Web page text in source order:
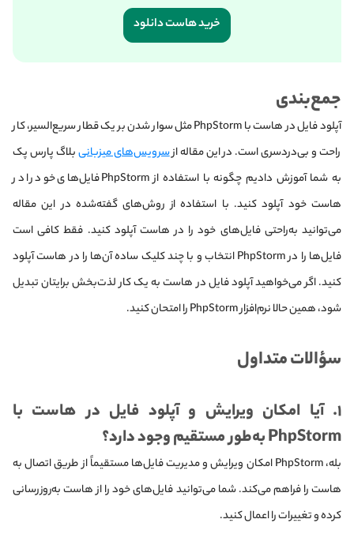
خرید هاست دانلود
جمع‌بندی
آپلود فایل در هاست با PhpStorm مثل سوار شدن بر یک قطار سریع‌السیر، کار
راحت و بی‌دردسری است. در این مقاله ازسرویس‌های میزبانیبلاگ پارس پک
به شما آموزش دادیم چگونه با استفاده از PhpStorm فایل‌های خود را در
هاست خود آپلود کنید. با استفاده از روش‌های گفته‌شده در این مقاله
می‌توانید به‌راحتی فایل‌های خود را در هاست آپلود کنید. فقط کافی است
فایل‌ها را در PhpStorm انتخاب و با چند کلیک ساده آن‌ها را در هاست آپلود
کنید. اگر می‌خواهید آپلود فایل در هاست به یک کار لذت‌بخش برایتان تبدیل
شود، همین حالا نرم‌افزار PhpStorm را امتحان کنید.
سؤالات متداول
۱. آیا امکان ویرایش و آپلود فایل در هاست با
PhpStorm به‌طور مستقیم وجود دارد؟
بله، PhpStorm امکان ویرایش و مدیریت فایل‌ها مستقیماً از طریق اتصال به
هاست را فراهم می‌کند. شما می‌توانید فایل‌های خود را از هاست به‌روزرسانی
کرده و تغییرات را اعمال کنید.